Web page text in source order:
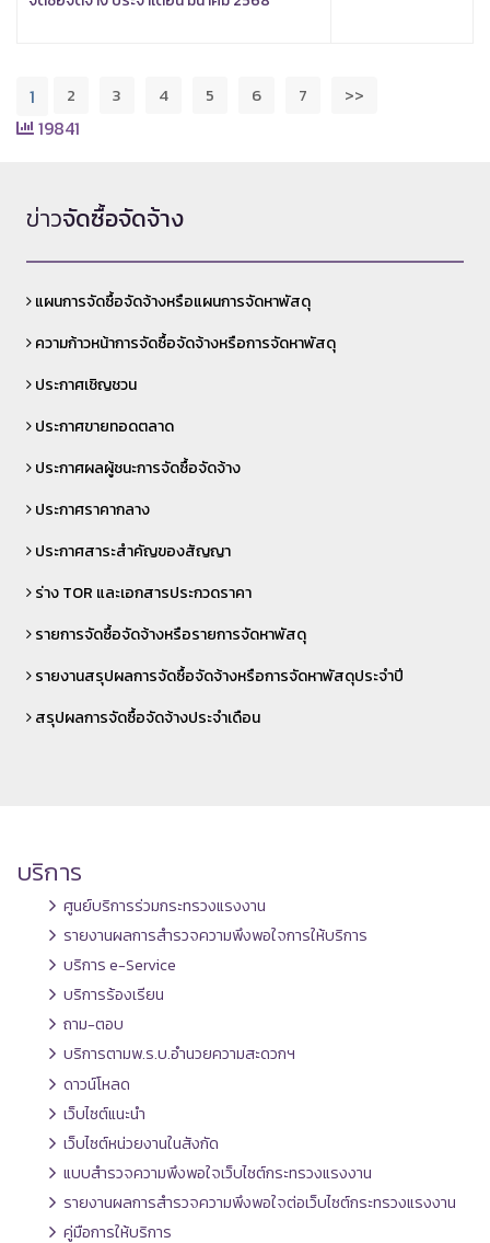
1 2 3 4 5 6 7 >>
19841
ข่าวจัดซื้อจัดจ้าง
แผนการจัดซื้อจัดจ้างหรือแผนการจัดหาพัสดุ
ความก้าวหน้าการจัดซื้อจัดจ้างหรือการจัดหาพัสดุ
ประกาศเชิญชวน
ประกาศขายทอดตลาด
ประกาศผลผู้ชนะการจัดซื้อจัดจ้าง
ประกาศราคากลาง
ประกาศสาระสำคัญของสัญญา
ร่าง TOR และเอกสารประกวดราคา
รายการจัดซื้อจัดจ้างหรือรายการจัดหาพัสดุ
รายงานสรุปผลการจัดซื้อจัดจ้างหรือการจัดหาพัสดุประจำปี
สรุปผลการจัดซื้อจัดจ้างประจำเดือน
บริการ
ศูนย์บริการร่วมกระทรวงแรงงาน
รายงานผลการสำรวจความพึงพอใจการให้บริการ
บริการ e-Service
บริการร้องเรียน
ถาม-ตอบ
บริการตามพ.ร.บ.อำนวยความสะดวกฯ
ดาวน์โหลด
เว็บไซต์แนะนำ
เว็บไซต์หน่วยงานในสังกัด
แบบสำรวจความพึงพอใจเว็บไซต์กระทรวงแรงงาน
รายงานผลการสำรวจความพึงพอใจต่อเว็บไซต์กระทรวงแรงงาน
คู่มือการให้บริการ